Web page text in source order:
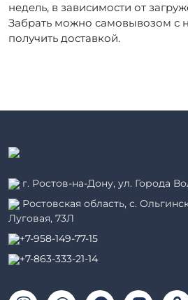
недель, в зависимости от
Забрать можно самовывозом с
получить доставкой.
г. Ростов-на-Дону, ул. Города
Ростовская область, с.
Луговая, 73Л
+7-958-149-77-15
+7-863-333-21-14